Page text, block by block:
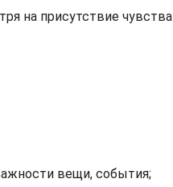
на присутствие
вещи, события;